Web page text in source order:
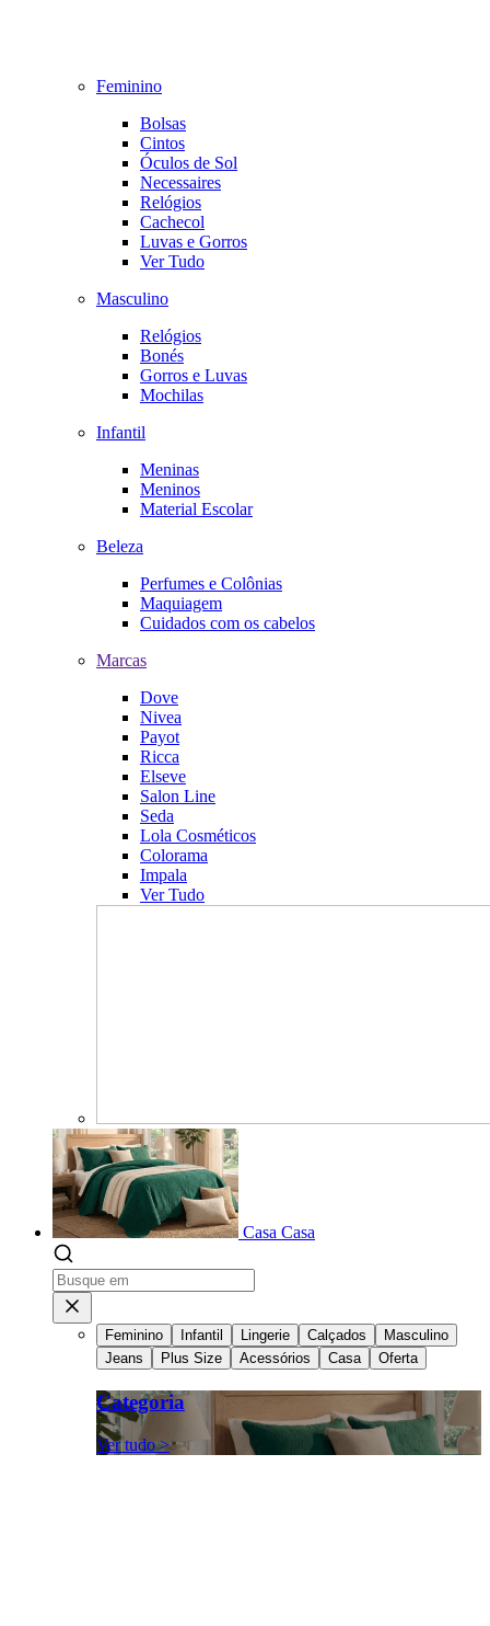
Feminino
Bolsas
Cintos
Óculos de Sol
Necessaires
Relógios
Cachecol
Luvas e Gorros
Ver Tudo
Masculino
Relógios
Bonés
Gorros e Luvas
Mochilas
Infantil
Meninas
Meninos
Material Escolar
Beleza
Perfumes e Colônias
Maquiagem
Cuidados com os cabelos
Marcas
Dove
Nivea
Payot
Ricca
Elseve
Salon Line
Seda
Lola Cosméticos
Colorama
Impala
Ver Tudo
Casa Casa
Feminino Infantil Lingerie Calçados
Masculino
Jeans
Plus Size Acessórios Casa Oferta
Categoria
Ver tudo >